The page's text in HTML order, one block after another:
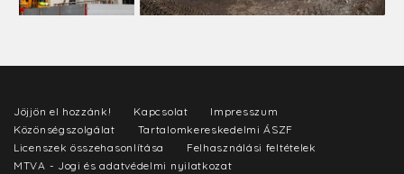
Jöjjön el hozzánk! Kapcsolat
Impresszum
Közönségszolgálat
Tartalomkereskedelmi ÁSZF
Licenszek összehasonlítása
Felhasználási feltételek
MTVA - Jogi és adatvédelmi nyilatkozat